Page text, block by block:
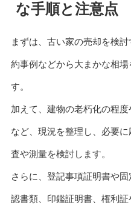
な手順と注意点
まずは、古い家の売却を検
約事例などから大まかな相
す。
加えて、建物の老朽化の程
など、現況を整理し、必要
査や測量を検討します。
さらに、登記事項証明書や
認書類、印鑑証明書、権利